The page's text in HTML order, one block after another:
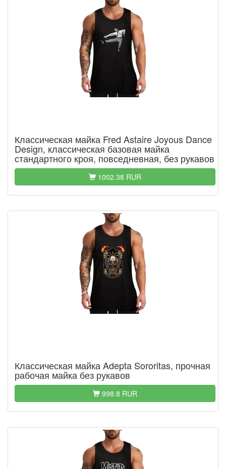
Классическая майка Fred Astaire Joyous Dance
Design, классическая базовая майка
стандартного кроя, повседневная, без рукавов
1002.38 RUR
Классическая майка Adepta Sororitas, прочная
рабочая майка без рукавов
998.8 RUR